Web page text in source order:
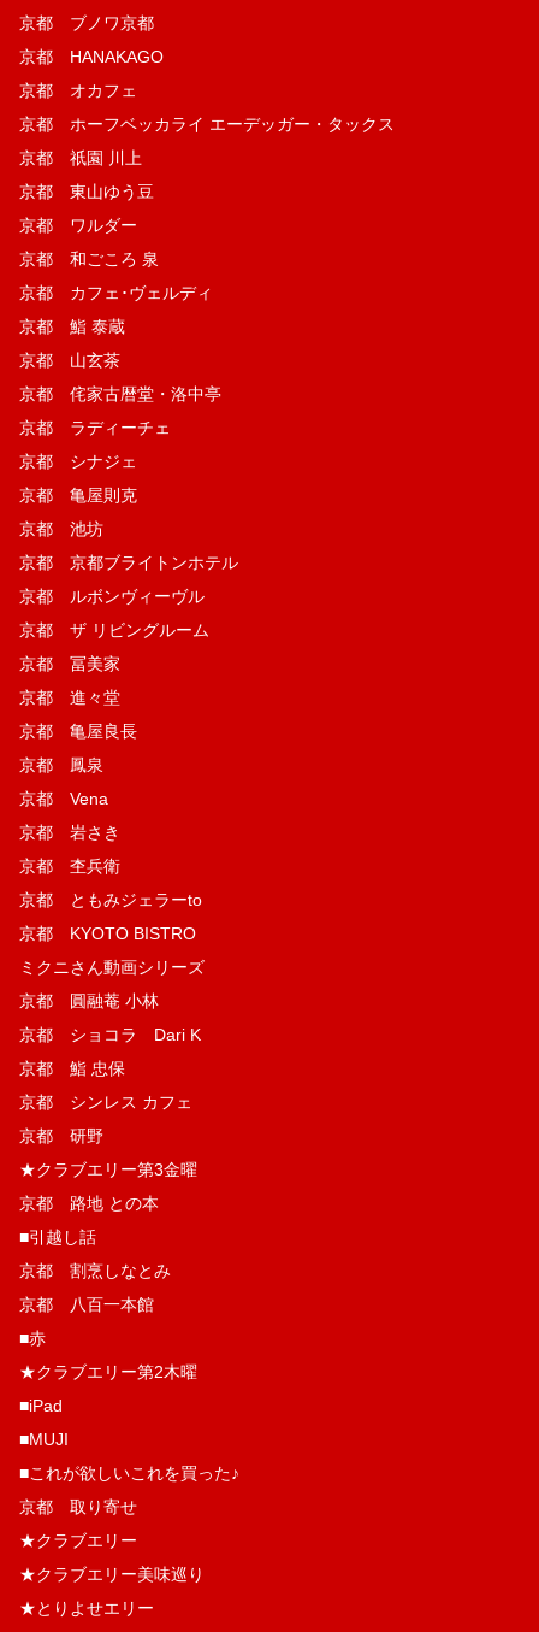
京都 ブノワ京都
京都 HANAKAGO
京都 オカフェ
京都 ホーフベッカライ エーデッガー・タックス
京都 祇園 川上
京都 東山ゆう豆
京都 ワルダー
京都 和ごころ 泉
京都 カフェ･ヴェルディ
京都 鮨 泰蔵
京都 山玄茶
京都 侘家古暦堂・洛中亭
京都 ラディーチェ
京都 シナジェ
京都 亀屋則克
京都 池坊
京都 京都ブライトンホテル
京都 ルボンヴィーヴル
京都 ザ リビングルーム
京都 冨美家
京都 進々堂
京都 亀屋良長
京都 鳳泉
京都 Vena
京都 岩さき
京都 杢兵衛
京都 ともみジェラーto
京都 KYOTO BISTRO
ミクニさん動画シリーズ
京都 圓融菴 小林
京都 ショコラ Dari K
京都 鮨 忠保
京都 シンレス カフェ
京都 研野
★クラブエリー第3金曜
京都 路地 との本
■引越し話
京都 割烹しなとみ
京都 八百一本館
■赤
★クラブエリー第2木曜
■iPad
■MUJI
■これが欲しいこれを買った♪
京都 取り寄せ
★クラブエリー
★クラブエリー美味巡り
★とりよせエリー